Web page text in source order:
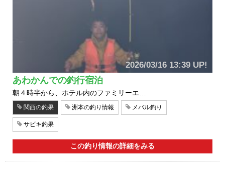
2026/03/16 13:39 UP!
あわかんでの釣行宿泊
朝４時半から、ホテル内のファミリーエ…
関西の釣果 洲本の釣り情報 メバル釣り
サビキ釣果
この釣り情報の詳細をみる